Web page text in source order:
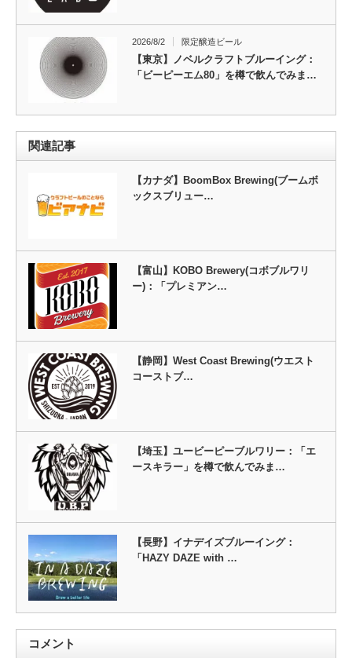
2026/8/2 限定醸造ビール
【東京】ノベルクラフトブルーイング：
「ビーピーエム80」を樽で飲んでみま…
関連記事
【カナダ】BoomBox Brewing(ブームボ
ックスブリュー…
【富山】KOBO Brewery(コボブルワリ
ー)：「プレミアン…
【静岡】West Coast Brewing(ウエスト
コーストブ…
【埼玉】ユービーピーブルワリー：「エ
ースキラー」を樽で飲んでみま…
【長野】イナデイズブルーイング：
「HAZY DAZE with …
コメント